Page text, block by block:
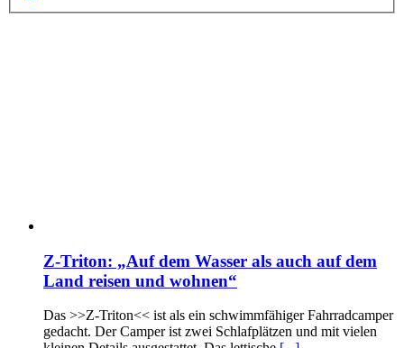
Z-Triton: „Auf dem Wasser als auch auf dem
Land reisen und wohnen“
Das >>Z-Triton<< ist als ein schwimmfähiger Fahrradcamper
gedacht. Der Camper ist zwei Schlafplätzen und mit vielen